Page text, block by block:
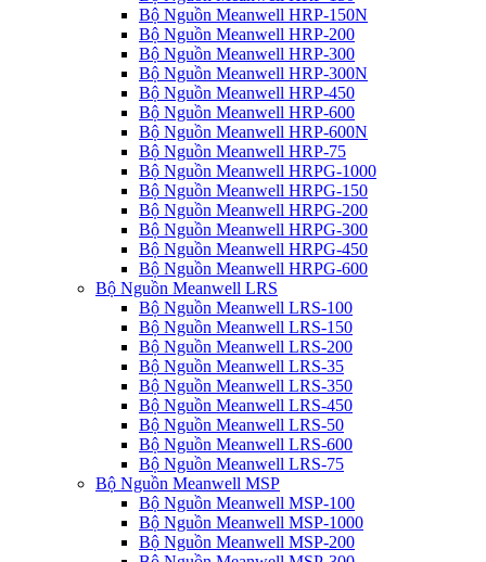
Bộ Nguồn Meanwell HRP-150N
Bộ Nguồn Meanwell HRP-200
Bộ Nguồn Meanwell HRP-300
Bộ Nguồn Meanwell HRP-300N
Bộ Nguồn Meanwell HRP-450
Bộ Nguồn Meanwell HRP-600
Bộ Nguồn Meanwell HRP-600N
Bộ Nguồn Meanwell HRP-75
Bộ Nguồn Meanwell HRPG-1000
Bộ Nguồn Meanwell HRPG-150
Bộ Nguồn Meanwell HRPG-200
Bộ Nguồn Meanwell HRPG-300
Bộ Nguồn Meanwell HRPG-450
Bộ Nguồn Meanwell HRPG-600
Bộ Nguồn Meanwell LRS
Bộ Nguồn Meanwell LRS-100
Bộ Nguồn Meanwell LRS-150
Bộ Nguồn Meanwell LRS-200
Bộ Nguồn Meanwell LRS-35
Bộ Nguồn Meanwell LRS-350
Bộ Nguồn Meanwell LRS-450
Bộ Nguồn Meanwell LRS-50
Bộ Nguồn Meanwell LRS-600
Bộ Nguồn Meanwell LRS-75
Bộ Nguồn Meanwell MSP
Bộ Nguồn Meanwell MSP-100
Bộ Nguồn Meanwell MSP-1000
Bộ Nguồn Meanwell MSP-200